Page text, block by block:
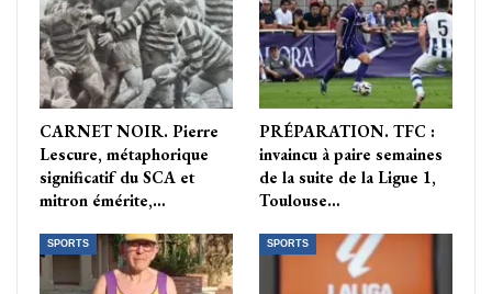
CARNET NOIR. Pierre
Lescure, métaphorique
significatif du SCA et
mitron émérite,…
PRÉPARATION. TFC :
invaincu à paire semaines
de la suite de la Ligue 1,
Toulouse…
SPORTS SPORTS